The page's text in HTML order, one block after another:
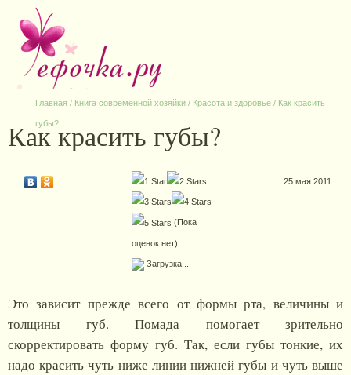
Главная / Книга современной хозяйки / Красота и здоровье / Как красить
губы?
Как красить губы?
(Пока
оценок нет)
Загрузка...
25 мая 2011
Это зависит прежде всего от формы рта, величины и
толщины губ. Помада помогает зрительно
скорректировать форму губ. Так, если губы тонкие, их
надо красить чуть ниже линии нижней губы и чуть выше